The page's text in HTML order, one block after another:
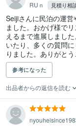
RUｎ 見積り相
Seijiさんに民泊の運
ました。おかげ様で
えるまで進展しまし
いたり、多くの質問
りました。ありがとう
参考になった
出品者からの返信を読む